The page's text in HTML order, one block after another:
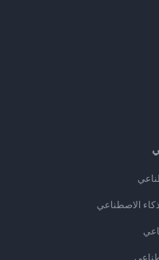
الاصطناعي